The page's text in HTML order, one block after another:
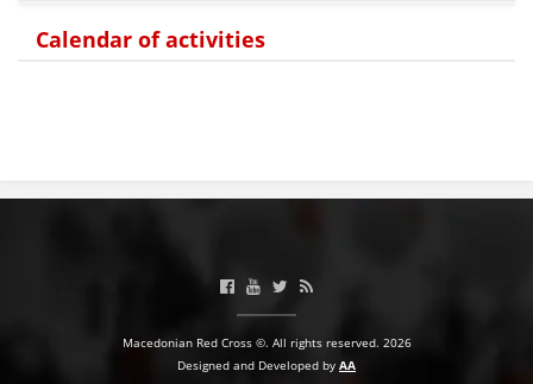
Calendar of activities
Macedonian Red Cross ©. All rights reserved. 2026
Designed and Developed by AA